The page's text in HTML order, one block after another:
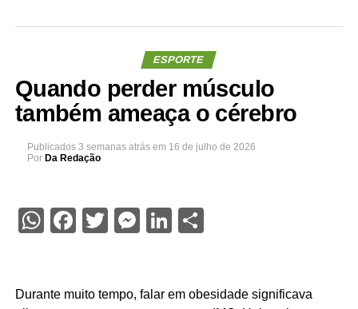
ESPORTE
Quando perder músculo
também ameaça o cérebro
Publicados 3 semanas atrás em 16 de julho de 2026
Por Da Redação
WhatsApp
Facebook
Twitter
Messenger
LinkedIn
Share
Durante muito tempo, falar em obesidade significava